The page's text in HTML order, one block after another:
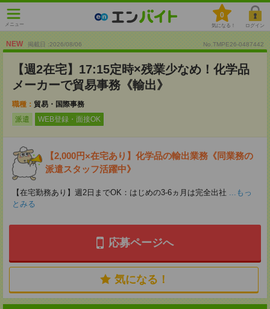
メニュー
0
気になる！ ログイン
NEW 掲載日 :2026/08/06 No.TMPE26-0487442
【週2在宅】17:15定時×残業少なめ！化学品
メーカーで貿易事務《輸出》
職種： 貿易・国際事務
派遣
WEB登録・面接OK
【2,000円×在宅あり】化学品の輸出業務《同業務の
派遣スタッフ活躍中》
【在宅勤務あり】週2日までOK：はじめの3-6ヵ月は完全出社 ...もっ
とみる
応募ページへ
気になる！